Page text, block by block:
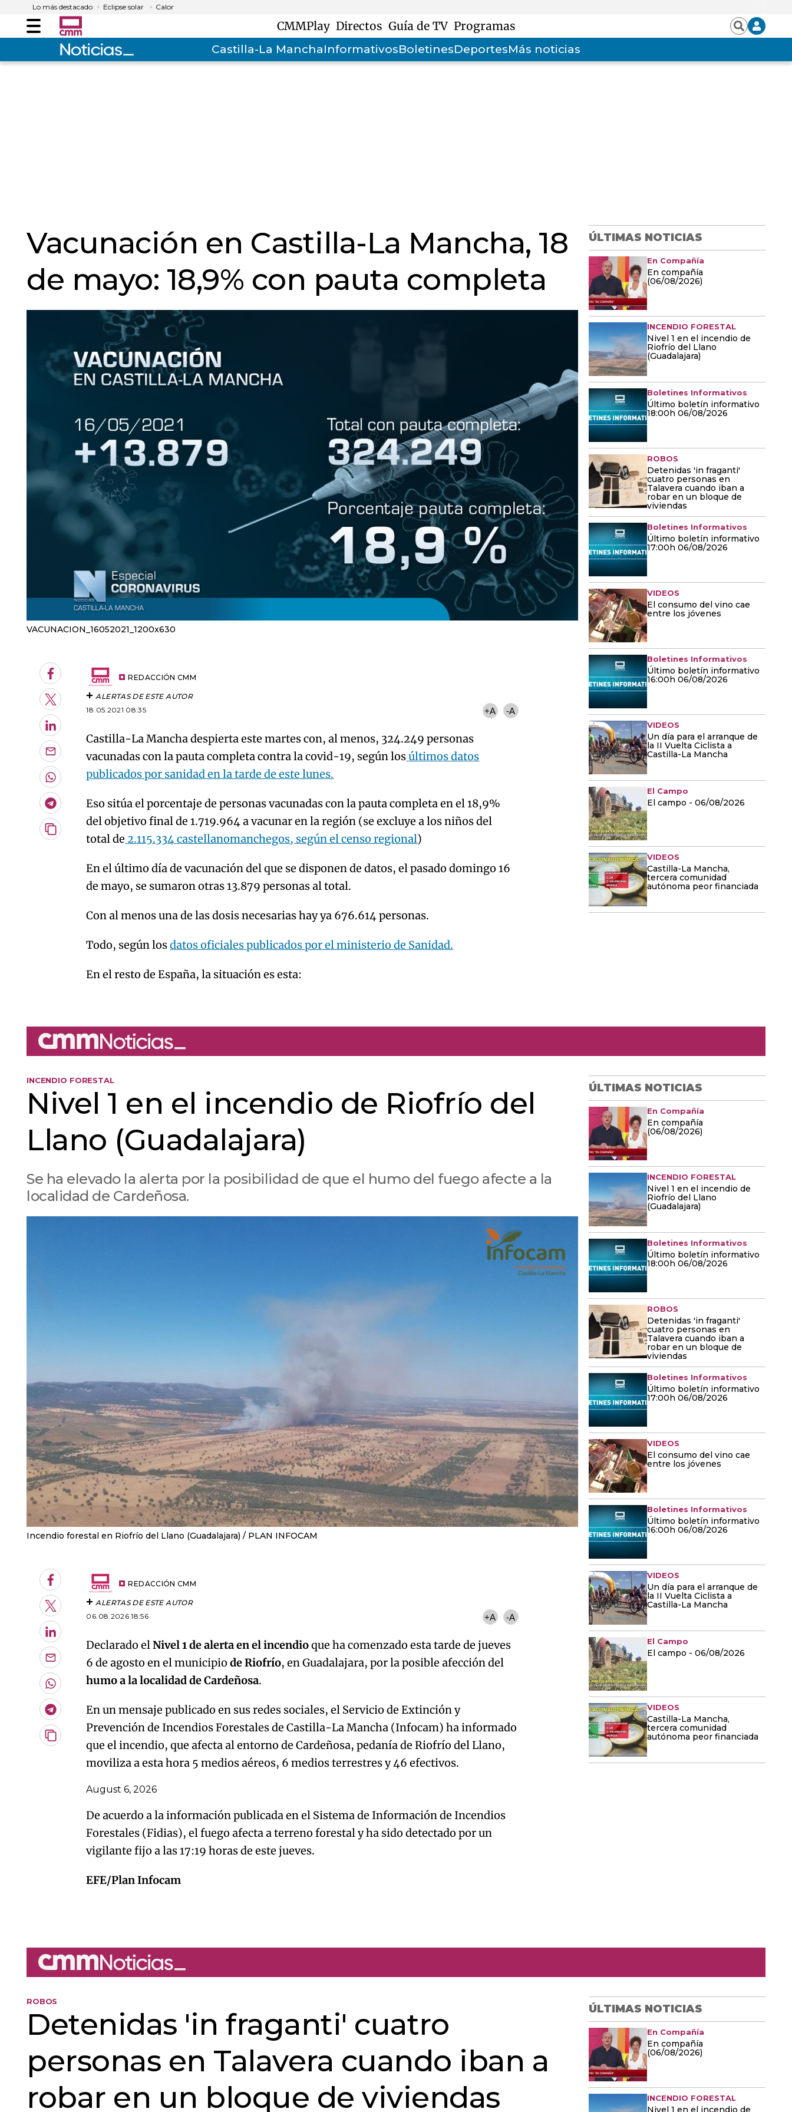
Lo más destacado Eclipse solar Calor
Menú CMMPlay Directos Guía de TV Programas BuscarIniciar
sesión
Castilla-La ManchaInformativosBoletinesDeportesMás noticias
Vacunación en Castilla-La Mancha, 18
de mayo: 18,9% con pauta completa
VACUNACION_16052021_1200x630
Facebook
Twitter
LinkedIn
Enviar
por
Email
Whatsapp
Telegram
Copiar
artículo
REDACCIÓN CMM
ALERTAS DE ESTE AUTOR
18.05.2021 08:35
+A -A
Castilla-La Mancha despierta este martes con, al menos, 324.249 personas
vacunadas con la pauta completa contra la covid-19, según losúltimos datos
publicados por sanidad en la tarde de este lunes.
Eso sitúa el porcentaje de personas vacunadas con la pauta completa en el 18,9%
del objetivo final de 1.719.964 a vacunar en la región (se excluye a los niños del
total de 2.115.334 castellanomanchegos, según el censo regional)
En el último día de vacunación del que se disponen de datos, el pasado domingo 16
de mayo, se sumaron otras 13.879 personas al total.
Con al menos una de las dosis necesarias hay ya 676.614 personas.
Todo, según losdatos oficiales publicados por el ministerio de Sanidad.
En el resto de España, la situación es esta:
ÚLTIMAS NOTICIAS
En Compañía
En compañía
(06/08/2026)
INCENDIO FORESTAL
Nivel 1 en el incendio de
Riofrío del Llano
(Guadalajara)
Boletines Informativos
Último boletín informativo
18:00h 06/08/2026
ROBOS
Detenidas 'in fraganti'
cuatro personas en
Talavera cuando iban a
robar en un bloque de
viviendas
Boletines Informativos
Último boletín informativo
17:00h 06/08/2026
VIDEOS
El consumo del vino cae
entre los jóvenes
Boletines Informativos
Último boletín informativo
16:00h 06/08/2026
VIDEOS
Un día para el arranque de
la II Vuelta Ciclista a
Castilla-La Mancha
El Campo
El campo - 06/08/2026
VIDEOS
Castilla-La Mancha,
tercera comunidad
autónoma peor financiada
INCENDIO FORESTAL
Nivel 1 en el incendio de Riofrío del
Llano (Guadalajara)
Se ha elevado la alerta por la posibilidad de que el humo del fuego afecte a la
localidad de Cardeñosa.
Incendio forestal en Riofrío del Llano (Guadalajara) PLAN INFOCAM
Facebook
Twitter
LinkedIn
Enviar
por
Email
Whatsapp
Telegram
Copiar
REDACCIÓN CMM
ALERTAS DE ESTE AUTOR
06.08.2026 18:56
+A -A
Declarado elNivel 1 de alerta en el incendioque ha comenzado esta tarde de jueves
6 de agosto en el municipiode Riofrío, en Guadalajara, por la posible afección del
humo a la localidad de Cardeñosa.
En un mensaje publicado en sus redes sociales, el Servicio de Extinción y
Prevención de Incendios Forestales de Castilla-La Mancha (Infocam) ha informado
que el incendio, que afecta al entorno de Cardeñosa, pedanía de Riofrío del Llano,
moviliza a esta hora 5 medios aéreos, 6 medios terrestres y 46 efectivos.
August 6, 2026
De acuerdo a la información publicada en el Sistema de Información de Incendios
Forestales (Fidias), el fuego afecta a terreno forestal y ha sido detectado por un
vigilante fijo a las 17:19 horas de este jueves.
EFE/Plan Infocam
ÚLTIMAS NOTICIAS
En Compañía
En compañía
(06/08/2026)
INCENDIO FORESTAL
Nivel 1 en el incendio de
Riofrío del Llano
(Guadalajara)
Boletines Informativos
Último boletín informativo
18:00h 06/08/2026
ROBOS
Detenidas 'in fraganti'
cuatro personas en
Talavera cuando iban a
robar en un bloque de
viviendas
Boletines Informativos
Último boletín informativo
17:00h 06/08/2026
VIDEOS
El consumo del vino cae
entre los jóvenes
Boletines Informativos
Último boletín informativo
16:00h 06/08/2026
VIDEOS
Un día para el arranque de
la II Vuelta Ciclista a
Castilla-La Mancha
El Campo
El campo - 06/08/2026
VIDEOS
Castilla-La Mancha,
tercera comunidad
autónoma peor financiada
ROBOS
Detenidas 'in fraganti' cuatro
personas en Talavera cuando iban a
robar en un bloque de viviendas
ÚLTIMAS NOTICIAS
En Compañía
En compañía
(06/08/2026)
INCENDIO FORESTAL
Nivel 1 en el incendio de